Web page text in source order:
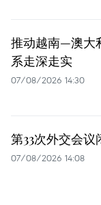
推动越南—澳大
系走深走实
07/08/2026 14:30
第33次外交会议
07/08/2026 14:08